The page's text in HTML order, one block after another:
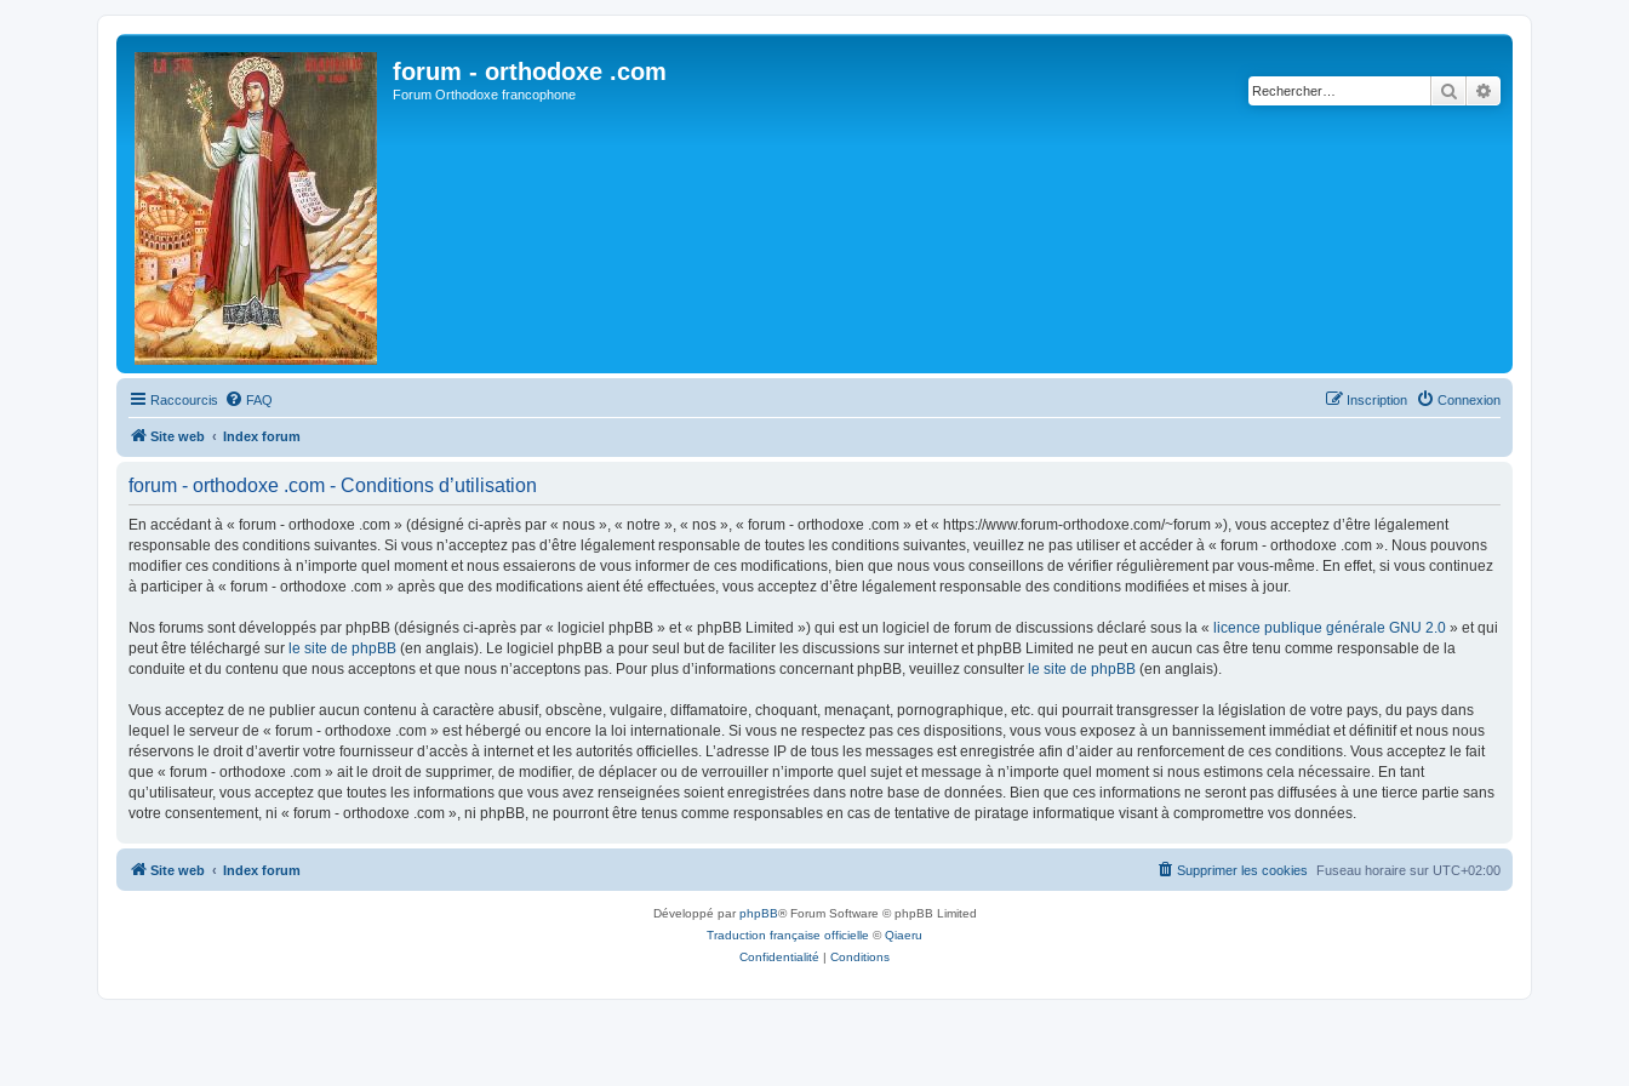
forum - orthodoxe .com
Forum Orthodoxe francophone Rechercher
Raccourcis FAQ Connexion
Inscription
Site web Index forum
forum - orthodoxe .com - Conditions d’utilisation
En accédant à « forum - orthodoxe .com » (désigné ci-après par « nous », « notre », « nos », « forum - orthodoxe .com » et « https://www.forum-orthodoxe.com/~forum »), vous acceptez d’être légalement
responsable des conditions suivantes. Si vous n’acceptez pas d’être légalement responsable de toutes les conditions suivantes, veuillez ne pas utiliser et accéder à « forum - orthodoxe .com ». Nous pouvons
modifier ces conditions à n’importe quel moment et nous essaierons de vous informer de ces modifications, bien que nous vous conseillons de vérifier régulièrement par vous-même. En effet, si vous continuez
à participer à « forum - orthodoxe .com » après que des modifications aient été effectuées, vous acceptez d’être légalement responsable des conditions modifiées et mises à jour.
Nos forums sont développés par phpBB (désignés ci-après par « logiciel phpBB » et « phpBB Limited ») qui est un logiciel de forum de discussions déclaré sous la « licence publique générale GNU 2.0 » et qui
peut être téléchargé sur le site de phpBB (en anglais). Le logiciel phpBB a pour seul but de faciliter les discussions sur internet et phpBB Limited ne peut en aucun cas être tenu comme responsable de la
conduite et du contenu que nous acceptons et que nous n’acceptons pas. Pour plus d’informations concernant phpBB, veuillez consulter le site de phpBB (en anglais).
Vous acceptez de ne publier aucun contenu à caractère abusif, obscène, vulgaire, diffamatoire, choquant, menaçant, pornographique, etc. qui pourrait transgresser la législation de votre pays, du pays dans
lequel le serveur de « forum - orthodoxe .com » est hébergé ou encore la loi internationale. Si vous ne respectez pas ces dispositions, vous vous exposez à un bannissement immédiat et définitif et nous nous
réservons le droit d’avertir votre fournisseur d’accès à internet et les autorités officielles. L’adresse IP de tous les messages est enregistrée afin d’aider au renforcement de ces conditions. Vous acceptez le fait
que « forum - orthodoxe .com » ait le droit de supprimer, de modifier, de déplacer ou de verrouiller n’importe quel sujet et message à n’importe quel moment si nous estimons cela nécessaire. En tant
qu’utilisateur, vous acceptez que toutes les informations que vous avez renseignées soient enregistrées dans notre base de données. Bien que ces informations ne seront pas diffusées à une tierce partie sans
votre consentement, ni « forum - orthodoxe .com », ni phpBB, ne pourront être tenus comme responsables en cas de tentative de piratage informatique visant à compromettre vos données.
Site web Index forum Fuseau horaire sur UTC+02:00
Supprimer les cookies
Développé parphpBB® Forum Software © phpBB Limited
Traduction française officielle ©Qiaeru
Confidentialité | Conditions